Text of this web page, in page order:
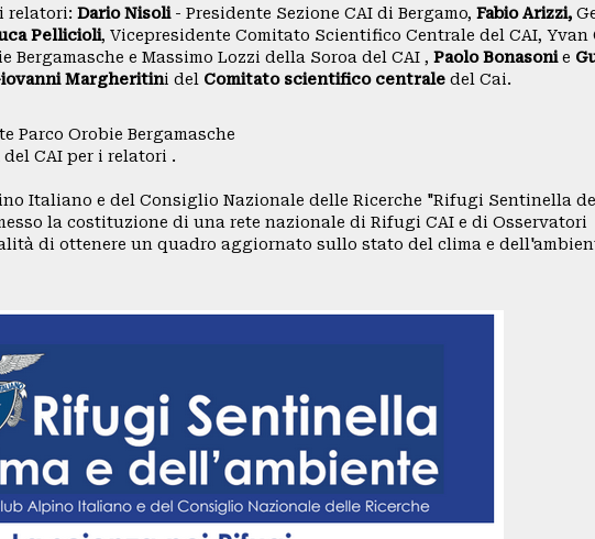
relatori: Dario Nisoli- Presidente Sezione CAI di Bergamo, Fabio Arizzi,
Pellicioli, Vicepresidente Comitato Scientifico Centrale del CAI, Yvan
Bergamasche e Massimo Lozzi della Soroa del CAI , Paolo Bonasonie
Margheritini del Comitato scientifico centrale del Cai.
Parco Orobie Bergamasche
del CAI per i relatori .
Italiano e del Consiglio Nazionale delle Ricerche "Rifugi Sentinella
la costituzione di una rete nazionale di Rifugi CAI e di Osservatori
di ottenere un quadro aggiornato sullo stato del clima e